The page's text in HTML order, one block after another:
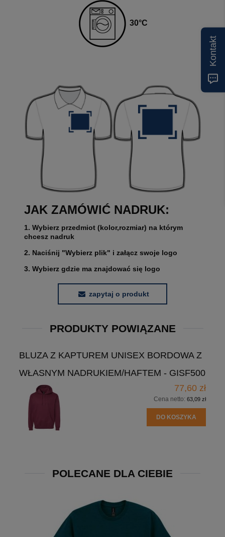
30°C
JAK ZAMÓWIĆ NADRUK:
1. Wybierz przedmiot (kolor,rozmiar) na którym
chcesz nadruk
2. Naciśnij "Wybierz plik" i załącz swoje logo
3. Wybierz gdzie ma znajdować się logo
zapytaj o produkt
PRODUKTY POWIĄZANE
BLUZA Z KAPTUREM UNISEX BORDOWA Z
WŁASNYM NADRUKIEM/HAFTEM - GISF500
77,60 zł
Cena netto: 63,09 zł
DO KOSZYKA
POLECANE DLA CIEBIE
Kontakt